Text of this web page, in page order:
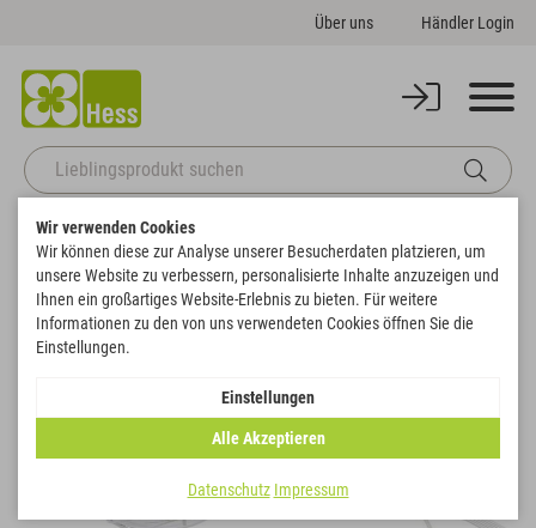
Über uns Händler Login
Startseite Gefäße Vasen
Zurück zur Artikelübersicht
SALE
Wir verwenden Cookies
Wir können diese zur Analyse unserer Besucherdaten platzieren, um
unsere Website zu verbessern, personalisierte Inhalte anzuzeigen und
Ihnen ein großartiges Website-Erlebnis zu bieten. Für weitere
Informationen zu den von uns verwendeten Cookies öffnen Sie die
Einstellungen.
Einstellungen
Alle Akzeptieren
Datenschutz Impressum